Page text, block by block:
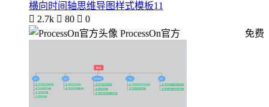
横向时间轴思维导图样式模板11
 2.7k  80  0
ProcessOn官方
免费